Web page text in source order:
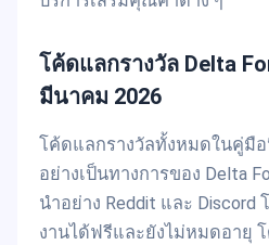
โค้ดแลกรางวัล Delta
มีนาคม 2026
โค้ดแลกรางวัลทั้งหมดในคู่มื
อย่างเป็นทางการของ Delta
นำอย่าง Reddit และ Discord
งานได้ฟรีและยังไม่หมดอายุ